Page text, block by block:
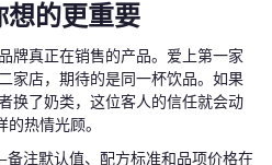
想的更重要
牌真正在销售的产品。爱上第一家
家店，期待的是同一杯饮品。如果
换了奶类，这位客人的信任就会动
热情光顾。
注默认值、配方标准和品项价格在